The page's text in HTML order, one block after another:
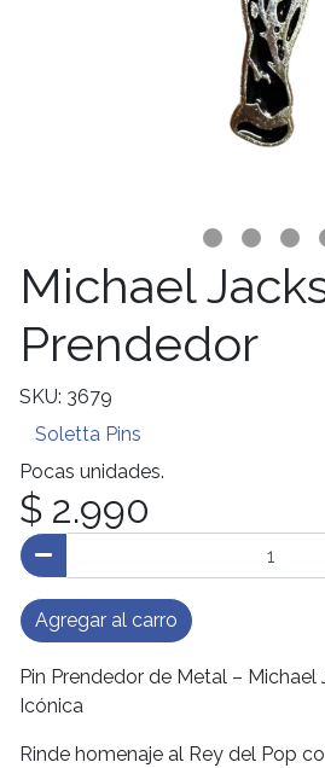
Michael
Prendedor
SKU: 3679
Soletta Pins
Pocas unidades.
$ 2.990
Agregar al carro
Pin Prendedor de Metal – Michael
Icónica
Rinde homenaje al Rey del Pop